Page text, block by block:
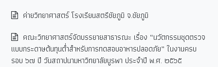
ค่ายวิทยาศาสตร์ โรงเรียนสตรีชัยภูมิ จ.ชัยภูมิ
คณะวิทยาศาสตร์จัดบรรยายสาธารณะ เรื่อง “นวัตกรรมชุดตรวจ
แบบกระดาษต้นทุนต่ำสำหรับการทดสอบอาหารปลอดภัย” ในงานครบ
รอบ ๖๗ ปี วันสถาปนามหาวิทยาลัยบูรพา ประจำปี พ.ศ. ๒๕๖๕